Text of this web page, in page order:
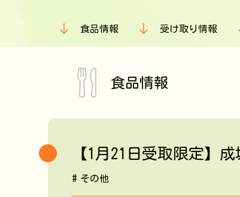
食品情報 受け取り情報
食品情報
【1月21日受取限定】
その他